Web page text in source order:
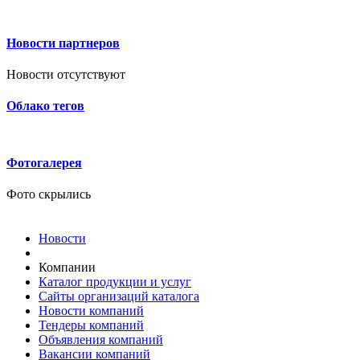
Новости партнеров
Новости отсутствуют
Облако тегов
Фотогалерея
Фото скрылись
Новости
Компании
Каталог продукции и услуг
Сайты организаций каталога
Новости компаний
Тендеры компаний
Объявления компаний
Вакансии компаний